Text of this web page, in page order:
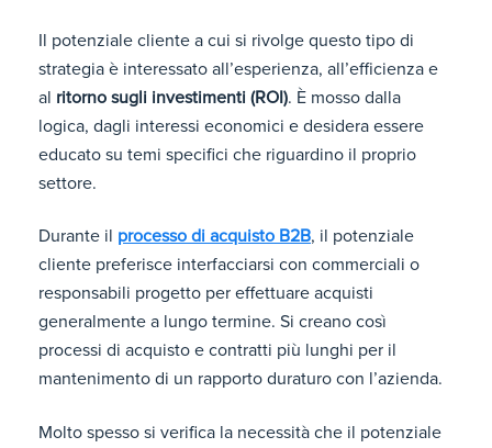
Il potenziale cliente a cui si rivolge questo tipo di
strategia è interessato all’esperienza, all’efficienza e
al ritorno sugli investimenti (ROI). È mosso dalla
logica, dagli interessi economici e desidera essere
educato su temi specifici che riguardino il proprio
settore.
Durante il processo di acquisto B2B, il potenziale
cliente preferisce interfacciarsi con commerciali o
responsabili progetto per effettuare acquisti
generalmente a lungo termine. Si creano così
processi di acquisto e contratti più lunghi per il
mantenimento di un rapporto duraturo con l’azienda.
Molto spesso si verifica la necessità che il potenziale